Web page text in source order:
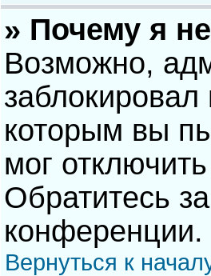
» Почему я
Возможно,
которым вы
мог
Обратитесь
конференции.
Вернуться к